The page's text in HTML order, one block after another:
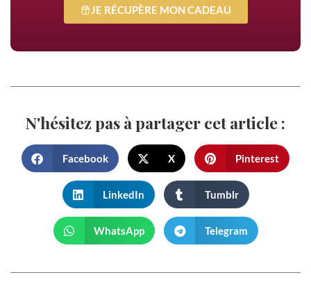
JE RÉCUPÈRE MON CADEAU
N'hésitez pas à partager cet article :
Facebook X Pinterest
LinkedIn Tumblr
WhatsApp Telegram